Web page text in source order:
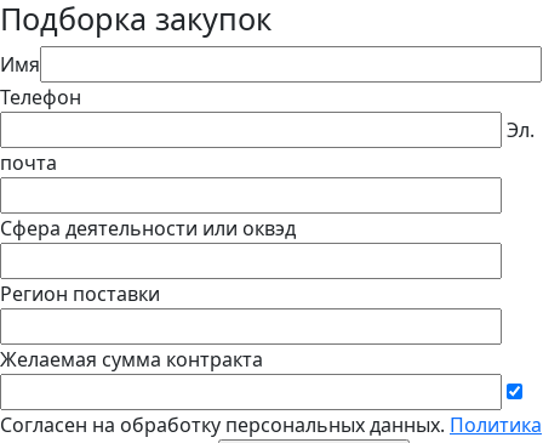
Подборка закупок
Имя
Телефон
Эл.
почта
Сфера деятельности или оквэд
Регион поставки
Желаемая сумма контракта
Согласен на обработку персональных данных. Политика